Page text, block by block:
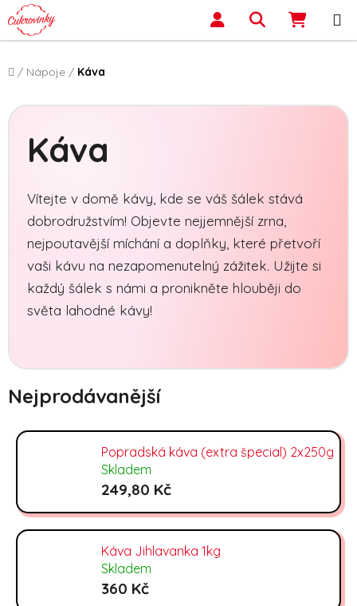
Přejít na obsah Hledat
Domů
/ Nápoje / Káva
Káva
Vítejte v domě kávy, kde se váš šálek stává
dobrodružstvím! Objevte nejjemnější zrna,
nejpoutavější míchání a doplňky, které přetvoří
vaši kávu na nezapomenutelný zážitek. Užijte si
každý šálek s námi a pronikněte hlouběji do
světa lahodné kávy!
Nejprodávanější
Popradská káva (extra špecial) 2x250g
Skladem
249,80 Kč
Káva Jihlavanka 1kg
Skladem
360 Kč